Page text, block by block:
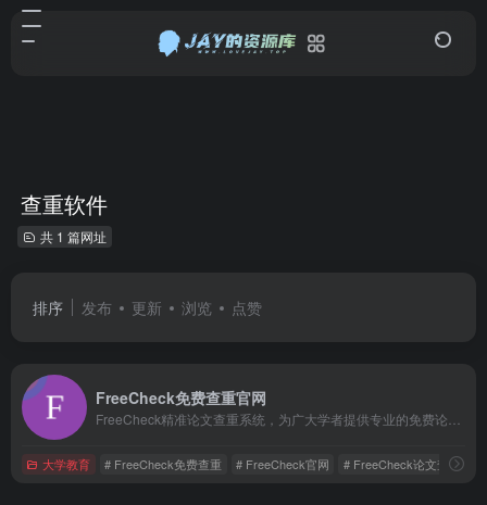
查重软件
共 1 篇网址
排序 发布 更新 浏览 点赞
FreeCheck免费查重官网
大学教育 # FreeCheck免费查重 # FreeCheck官网 # FreeCheck论文查重